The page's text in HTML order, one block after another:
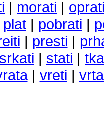
| morati | oprati
plat | pobrati |
| presti |
srkati | stati |
| vreti |